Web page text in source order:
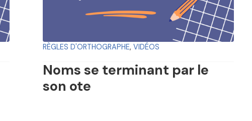
RÈGLES D'ORTHOGRAPHE, VIDÉOS
Noms se terminant par le
son ote